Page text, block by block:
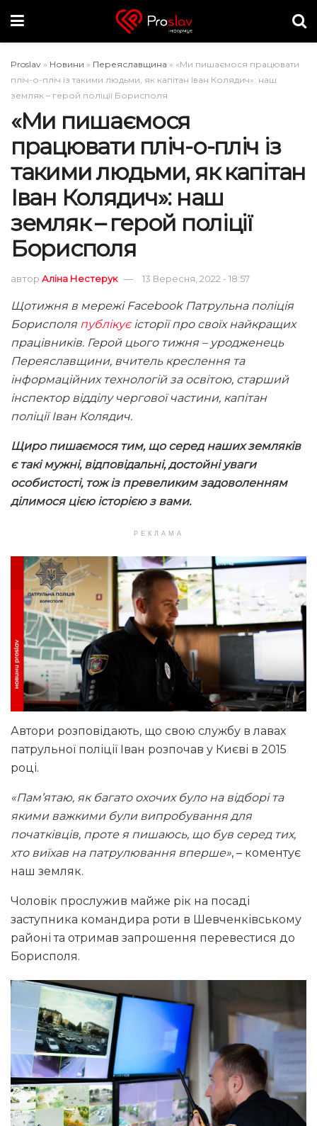
Proslav » Новини » Переяславщина » «Ми пишаємося працювати
пліч-о-пліч із такими людьми, як капітан Іван Колядич»: наш
земляк – герой поліції Борисполя
«Ми пишаємося
працювати пліч-о-пліч із
такими людьми, як капітан
Іван Колядич»: наш
земляк – герой поліції
Борисполя
автор Аліна Нестерук 13 Вересня, 2022 - 18:57
Щотижня в мережі FacebookПатрульна поліція
Борисполя публікуєісторії про своїх найкращих
працівників. Герой цього тижня – уродженець
Переяславщини, вчитель креслення та
інформаційних технологій за освітою, старший
інспектор відділу чергової частини, капітан
поліції Іван Колядич.
Щиро пишаємося тим, що серед наших земляків
є такі мужні, відповідальні, достойні уваги
особистості, тож із превеликим задоволенням
ділимося цією історією з вами.
РЕКЛАМА
Автори розповідають, що свою службу в лавах
патрульної поліції Іван розпочав у Києві в 2015
році.
«Пам’ятаю, як багато охочих було на відборі та
якими важкими були випробування для
початківців, проте я пишаюсь, що був серед тих,
хто виїхав на патрулювання вперше», – коментує
наш земляк.
Чоловік прослужив майже рік на посаді
заступника командира роти в Шевченківському
районі та отримав запрошення перевестися до
Борисполя.